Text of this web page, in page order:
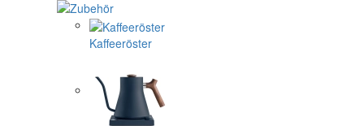
Kaffeeröster